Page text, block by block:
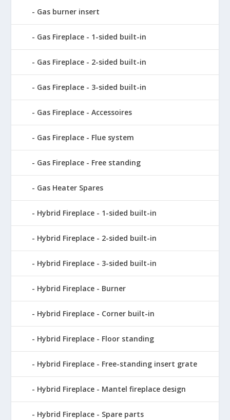
Gas burner insert
Gas Fireplace - 1-sided built-in
Gas Fireplace - 2-sided built-in
Gas Fireplace - 3-sided built-in
Gas Fireplace - Accessoires
Gas Fireplace - Flue system
Gas Fireplace - Free standing
Gas Heater Spares
Hybrid Fireplace - 1-sided built-in
Hybrid Fireplace - 2-sided built-in
Hybrid Fireplace - 3-sided built-in
Hybrid Fireplace - Burner
Hybrid Fireplace - Corner built-in
Hybrid Fireplace - Floor standing
Hybrid Fireplace - Free-standing insert grate
Hybrid Fireplace - Mantel fireplace design
Hybrid Fireplace - Spare parts